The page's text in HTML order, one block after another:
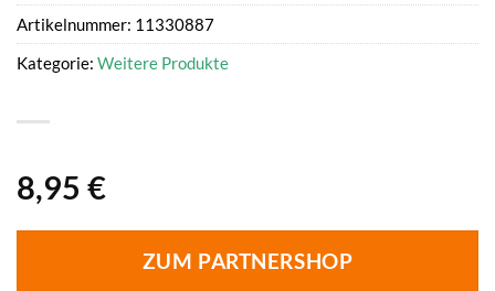
8,95 €
ZUM PARTNERSHOP
Artikelnummer: 11330887
Kategorie: Weitere Produkte